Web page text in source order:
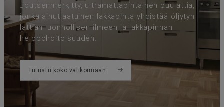
Joutsenmerkitty, ultramattapintainen puulattia,
jonka ainutlaatuinen lakkapinta yhdistää öljytyn
lattian luonnollisen ilmeen ja lakkapinnan
helppohoitoisuuden.
Tutustu koko valikoimaan